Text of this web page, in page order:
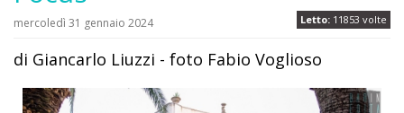
Letto: 11853 volte
mercoledì 31 gennaio 2024
di Giancarlo Liuzzi - foto Fabio Voglioso